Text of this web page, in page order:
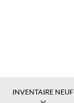
INVENTAIRE NEUF